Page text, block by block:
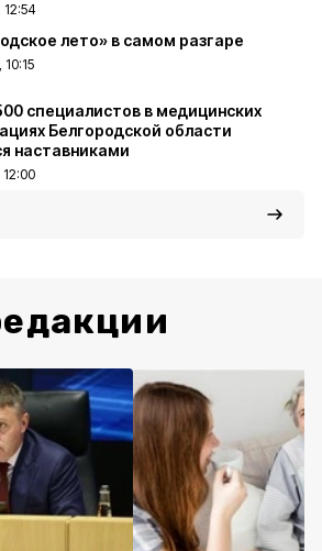
12:54
лето» в самом разгаре
10:15
специалистов в медицинских
Белгородской области
наставниками
12:00